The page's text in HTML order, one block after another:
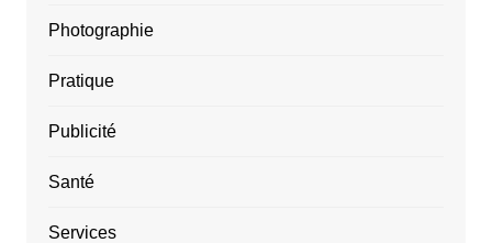
Photographie
Pratique
Publicité
Santé
Services